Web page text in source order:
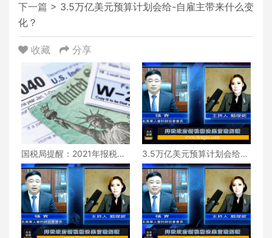
下一篇 > 3.5万亿美元预算计划会给-自雇主带来什么变
化？
收藏 分享
国税局提醒：2021年报税需
了解纾困金和儿童税收抵免
付款
3.5万亿美元预算计划会给-
自雇主带来什么变化？